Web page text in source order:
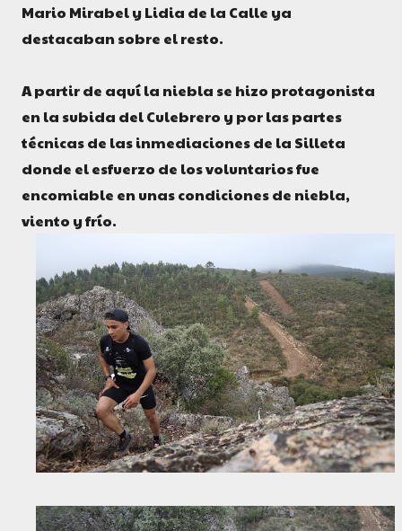
Mario Mirabel y Lidia de la Calle ya
destacaban sobre el resto.
A partir de aquí la niebla se hizo protagonista
en la subida del Culebrero y por las partes
técnicas de las inmediaciones de la Silleta
donde el esfuerzo de los voluntarios fue
encomiable en unas condiciones de niebla,
viento y frío.